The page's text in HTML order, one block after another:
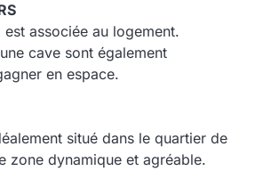
associée au logement.
cave sont également
en espace.
situé dans le quartier de
zone dynamique et agréable.